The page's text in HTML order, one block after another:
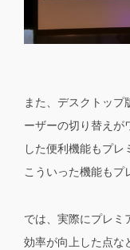
また、デスクトップ
ーザーの切り替えが
した便利機能もプレ
こういった機能もプ
では、実際にプレミ
効率が向上した点な